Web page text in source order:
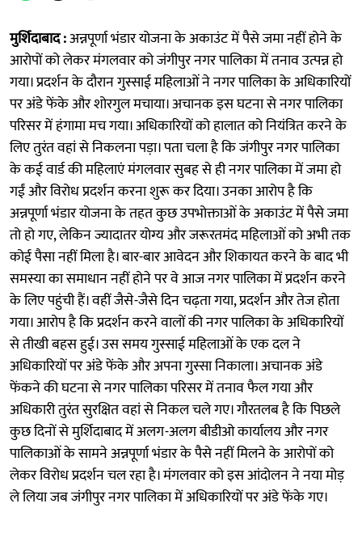
मुर्शिदाबाद :अन्नपूर्णा भंडार योजना के अकाउंट में पैसे जमा नहीं होने के
आरोपों को लेकर मंगलवार को जंगीपुर नगर पालिका में तनाव उत्पन्न हो
गया। प्रदर्शन के दौरान गुस्साई महिलाओं ने नगर पालिका के अधिकारियों
पर अंडे फेंके और शोरगुल मचाया। अचानक इस घटना से नगर पालिका
परिसर में हंगामा मच गया। अधिकारियों को हालात को नियंत्रित करने के
लिए तुरंत वहां से निकलना पड़ा। पता चला है कि जंगीपुर नगर पालिका
के कई वार्ड की महिलाएं मंगलवार सुबह से ही नगर पालिका में जमा हो
गईं और विरोध प्रदर्शन करना शुरू कर दिया। उनका आरोप है कि
अन्नपूर्णा भंडार योजना के तहत कुछ उपभोक्ताओं के अकाउंट में पैसे जमा
तो हो गए, लेकिन ज्यादातर योग्य और जरूरतमंद महिलाओं को अभी तक
कोई पैसा नहीं मिला है। बार-बार आवेदन और शिकायत करने के बाद भी
समस्या का समाधान नहीं होने पर वे आज नगर पालिका में प्रदर्शन करने
के लिए पहुंची हैं। वहीं जैसे-जैसे दिन चढ़ता गया, प्रदर्शन और तेज होता
गया। आरोप है कि प्रदर्शन करने वालों की नगर पालिका के अधिकारियों
से तीखी बहस हुई। उस समय गुस्साई महिलाओं के एक दल ने
अधिकारियों पर अंडे फेंके और अपना गुस्सा निकाला। अचानक अंडे
फेंकने की घटना से नगर पालिका परिसर में तनाव फैल गया और
अधिकारी तुरंत सुरक्षित वहां से निकल चले गए। गौरतलब है कि पिछले
कुछ दिनों से मुर्शिदाबाद में अलग-अलग बीडीओ कार्यालय और नगर
पालिकाओं के सामने अन्नपूर्णा भंडार के पैसे नहीं मिलने के आरोपों को
लेकर विरोध प्रदर्शन चल रहा है। मंगलवार को इस आंदोलन ने नया मोड़
ले लिया जब जंगीपुर नगर पालिका में अधिकारियों पर अंडे फेंके गए।